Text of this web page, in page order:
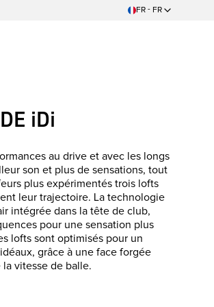
FR - FR
iDi
au drive et avec les longs
son et plus de sensations, tout
plus expérimentés trois lofts
leur trajectoire. La technologie
intégrée dans la tête de club,
pour une sensation plus
lofts sont optimisés pour un
grâce à une face forgée
vitesse de balle.